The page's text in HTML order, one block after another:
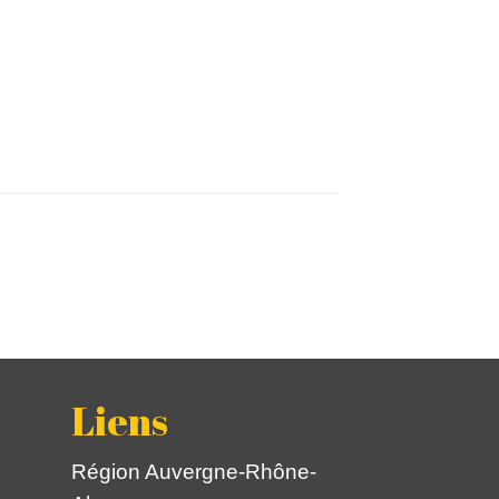
Liens
Région Auvergne-Rhône-